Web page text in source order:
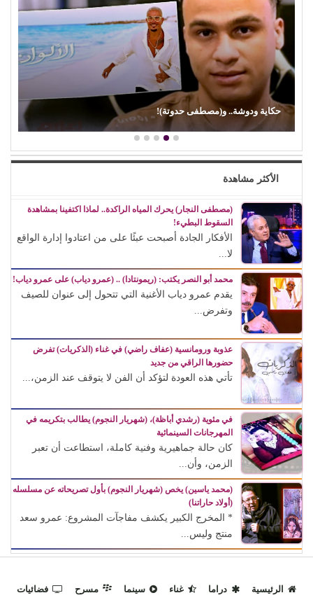
(إيمان ذو الفقار).. (كنت بحب صوت زعيقها)
الأكثر مشاهدة
(مصطفى النجار) يحرك المياه الراكدة.. لماذا اكتفينا بمشاهدة
السقوط البطيء!
الأفكار الجادة أصبحت عبئًا على من اعتادوا إدارة الواقع
لا...
محمد أبو النصر يكتب: (ريمونتادا) .. (عمرو دياب) على عمرو دياب!
يقدم عمرو دياب الأغنية التي تتحول إلى عنوان للصيف
وتفرض...
عذوبة ورومانسية (عفاف راضي) في غناء (الذكريات) تفرض
حضورها الراقي من جديد
تأتي هذه العودة لتؤكد أن الفن لا يتوقف عند الزمن،...
في مئوية (رشدي أباظة)، (شهريار النجوم) يطالب بتكريمه في
المهرجانات السينمائية
كان حالة جماهيرية وفنية كاملة، استطاعت أن تعبر
الزمن، وأن...
(محمد ياسين) يخص (شهريار النجوم) بأول تصريحاته عن مسلسله
(أولاد حاراتنا)
* المخرج الكبير يكشف مفاجآت المشروع: عمرو سعد
منتج وليس...
الرئيسية دراما غناء سينما مسرح فضائيات